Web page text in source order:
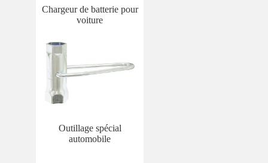
Chargeur de batterie pour
voiture
Outillage spécial
automobile